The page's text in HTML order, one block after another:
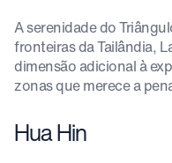
A serenidade do
fronteiras da Tailândia,
dimensão adicional à
zonas que merece a
Hua Hin